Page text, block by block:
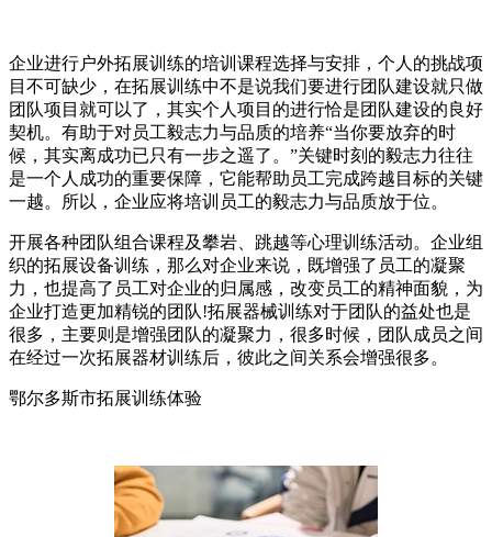
企业进行户外拓展训练的培训课程选择与安排，个人的挑战项
目不可缺少，在拓展训练中不是说我们要进行团队建设就只做
团队项目就可以了，其实个人项目的进行恰是团队建设的良好
契机。有助于对员工毅志力与品质的培养“当你要放弃的时
候，其实离成功已只有一步之遥了。”关键时刻的毅志力往往
是一个人成功的重要保障，它能帮助员工完成跨越目标的关键
一越。所以，企业应将培训员工的毅志力与品质放于位。
开展各种团队组合课程及攀岩、跳越等心理训练活动。企业组
织的拓展设备训练，那么对企业来说，既增强了员工的凝聚
力，也提高了员工对企业的归属感，改变员工的精神面貌，为
企业打造更加精锐的团队!拓展器械训练对于团队的益处也是
很多，主要则是增强团队的凝聚力，很多时候，团队成员之间
在经过一次拓展器材训练后，彼此之间关系会增强很多。
鄂尔多斯市拓展训练体验